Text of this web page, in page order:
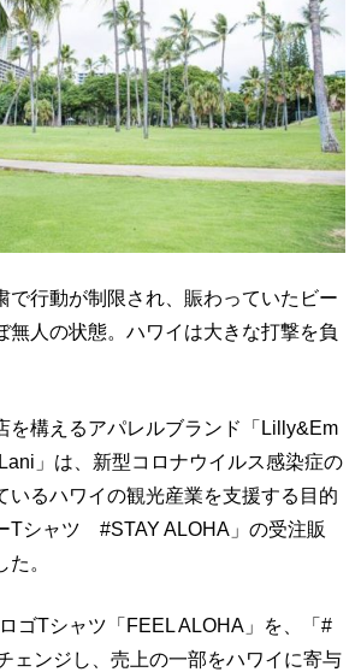
で行動が制限され、賑わっていたビー
無人の状態。ハワイは大きな打撃を負
を構えるアパレルブランド「Lilly&Em
」は、新型コロナウイルス感染症の
いるハワイの観光産業を支援する目的
Tシャツ #STAY ALOHA」の受注販
。
ゴTシャツ「FEEL ALOHA」を、「#
ェンジし、売上の一部をハワイに寄与